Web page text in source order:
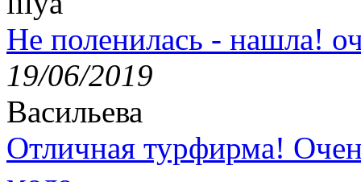
Не поленилась - нашла!
19/06/2019
Васильева
Отличная турфирма!